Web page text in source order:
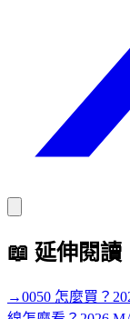
📖 延伸閱讀
→0050 怎麼買？